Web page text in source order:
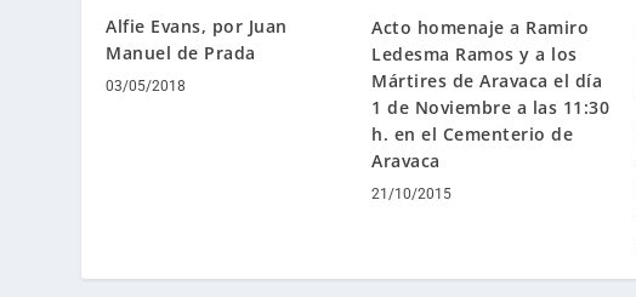
Alfie Evans, por Juan
Manuel de Prada
03/05/2018
Acto homenaje a Ramiro
Ledesma Ramos y a los
Mártires de Aravaca el día
1 de Noviembre a las 11:30
h. en el Cementerio de
Aravaca
21/10/2015